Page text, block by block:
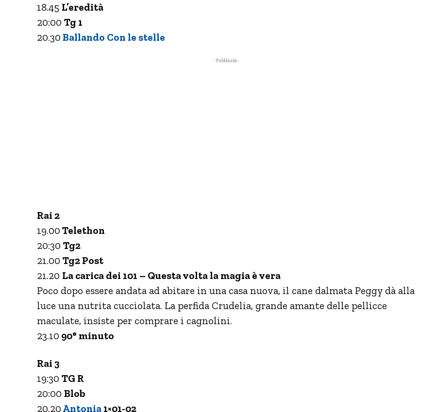
18.45 L’eredità
20:00 Tg 1
20.30 Ballando Con le stelle
- Pubblicità -
Rai 2
19.00 Telethon
20:30 Tg2
21.00 Tg2 Post
21.20 La carica dei 101 – Questa volta la magia è vera
Poco dopo essere andata ad abitare in una casa nuova, il cane dalmata Peggy dà alla
luce una nutrita cucciolata. La perfida Crudelia, grande amante delle pellicce
maculate, insiste per comprare i cagnolini.
23.10 90° minuto
Rai 3
19:30 TG R
20:00 Blob
20.20 Antonia 1×01-02